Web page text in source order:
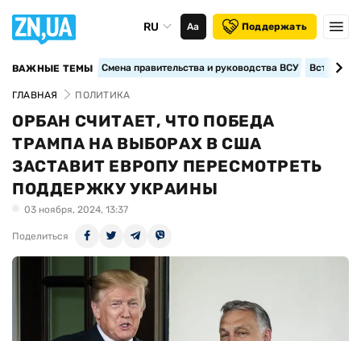
RU Аа Поддержать
ВАЖНЫЕ ТЕМЫ Смена правительства и руководства ВСУ
ГЛАВНАЯ ПОЛИТИКА
ОРБАН СЧИТАЕТ, ЧТО ПОБЕДА
ТРАМПА НА ВЫБОРАХ В США
ЗАСТАВИТ ЕВРОПУ ПЕРЕСМОТРЕТЬ
ПОДДЕРЖКУ УКРАИНЫ
03 ноября, 2024, 13:37
Поделиться